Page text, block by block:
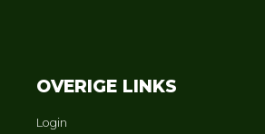
OVERIGE LINKS
Login